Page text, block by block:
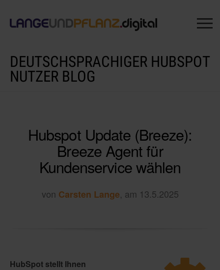
DEUTSCHSPRACHIGER HUBSPOT
NUTZER BLOG
Hubspot Update (Breeze):
Breeze Agent für
Kundenservice wählen
von Carsten Lange, am 13.5.2025
HubSpot stellt Ihnen